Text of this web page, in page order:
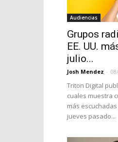
Audiencias
Grupos
EE. UU.
julio...
Josh Mendez -
Triton Digital
cuales muestra
más
jueves pasado...